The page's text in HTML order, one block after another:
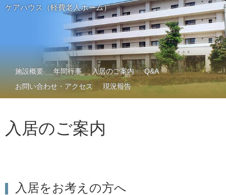
ケアハウス（軽費老人ホーム）
施設概要 年間行事 入居のご案内
Q&A
お問い合わせ・アクセス
現況報告
入居のご案内
入居をお考えの方へ